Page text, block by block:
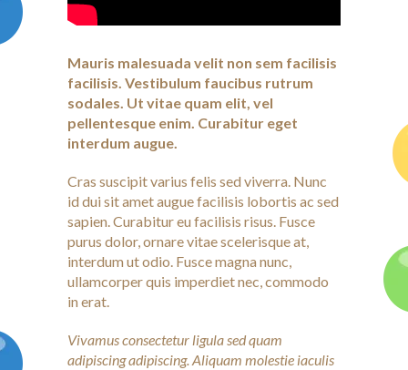
Mauris malesuada velit non sem facilisis
facilisis. Vestibulum faucibus rutrum
sodales. Ut vitae quam elit, vel
pellentesque enim. Curabitur eget
interdum augue.
Cras suscipit varius felis sed viverra. Nunc
id dui sit amet augue facilisis lobortis ac sed
sapien. Curabitur eu facilisis risus. Fusce
purus dolor, ornare vitae scelerisque at,
interdum ut odio. Fusce magna nunc,
ullamcorper quis imperdiet nec, commodo
in erat.
Vivamus consectetur ligula sed quam
adipiscing adipiscing. Aliquam molestie iaculis